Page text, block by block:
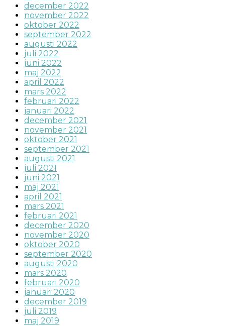
december 2022
november 2022
oktober 2022
september 2022
augusti 2022
juli 2022
juni 2022
maj 2022
april 2022
mars 2022
februari 2022
januari 2022
december 2021
november 2021
oktober 2021
september 2021
augusti 2021
juli 2021
juni 2021
maj 2021
april 2021
mars 2021
februari 2021
december 2020
november 2020
oktober 2020
september 2020
augusti 2020
mars 2020
februari 2020
januari 2020
december 2019
juli 2019
maj 2019